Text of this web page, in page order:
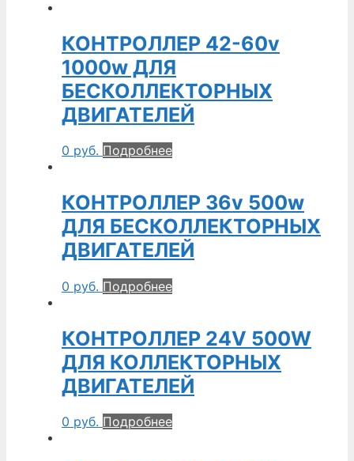
КОНТРОЛЛЕР 42-60v
1000w ДЛЯ
БЕСКОЛЛЕКТОРНЫХ
ДВИГАТЕЛЕЙ
0 руб. Подробнее
КОНТРОЛЛЕР 36v 500w
ДЛЯ БЕСКОЛЛЕКТОРНЫХ
ДВИГАТЕЛЕЙ
0 руб. Подробнее
КОНТРОЛЛЕР 24V 500W
ДЛЯ КОЛЛЕКТОРНЫХ
ДВИГАТЕЛЕЙ
0 руб. Подробнее